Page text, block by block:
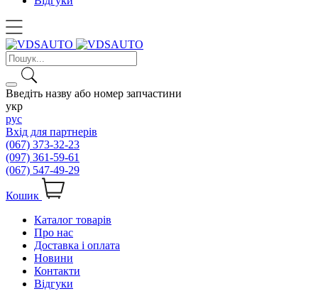
Введіть назву або номер запчастини
укр
рус
Вхід для партнерів
(067) 373-32-23
(097) 361-59-61
(067) 547-49-29
Кошик
Каталог товарів
Про нас
Доставка і оплата
Новини
Контакти
Відгуки